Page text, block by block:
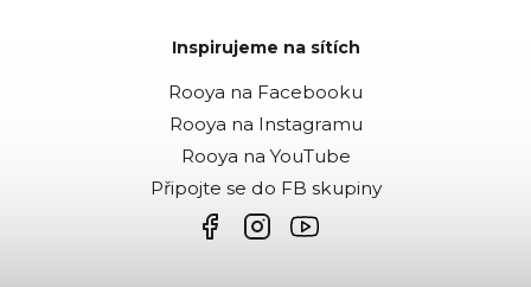
Inspirujeme na sítích
Rooya na Facebooku
Rooya na Instagramu
Rooya na YouTube
Připojte se do FB skupiny